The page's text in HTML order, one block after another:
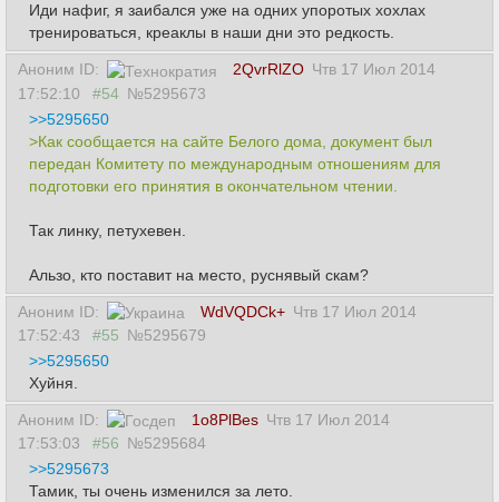
Иди нафиг, я заибался уже на одних упоротых хохлах
тренироваться, креаклы в наши дни это редкость.
Аноним ID: 2QvrRlZO Чтв 17 Июл 2014
17:52:10
#54 №5295673
>>5295650
>Как сообщается на сайте Белого дома, документ был
передан Комитету по международным отношениям для
подготовки его принятия в окончательном чтении.
Так линку, петухевен.
Альзо, кто поставит на место, руснявый скам?
Аноним ID: WdVQDCk+ Чтв 17 Июл 2014
17:52:43
#55 №5295679
>>5295650
Хуйня.
Аноним ID: 1o8PlBes Чтв 17 Июл 2014
17:53:03
#56 №5295684
>>5295673
Тамик, ты очень изменился за лето.